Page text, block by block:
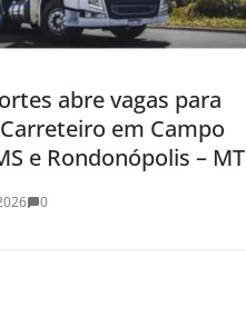
abre vagas para
em Campo
e Rondonópolis – MT
0